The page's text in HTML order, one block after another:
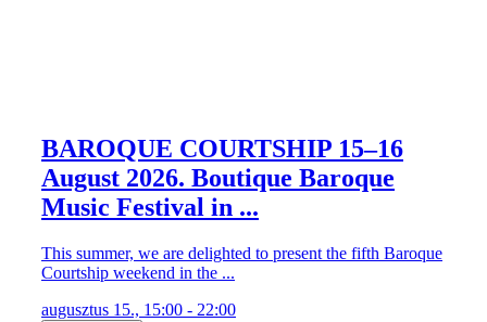
BAROQUE COURTSHIP 15–16
August 2026. Boutique Baroque
Music Festival in ...
This summer, we are delighted to present the fifth Baroque
Courtship weekend in the ...
augusztus 15., 15:00 - 22:00